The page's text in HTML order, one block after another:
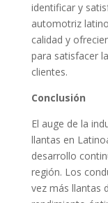
identificar y
automotriz
calidad y
para satisfacer
clientes.
Conclusión
El auge de la
llantas en
desarrollo
región. Los
vez más llantas